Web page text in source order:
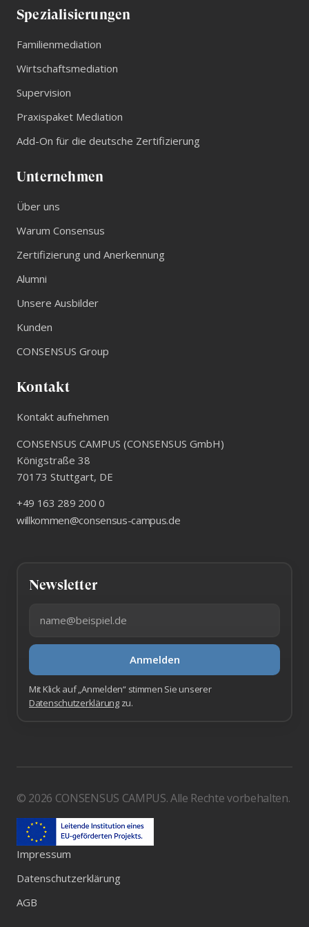
Spezialisierungen
Familienmediation
Wirtschaftsmediation
Supervision
Praxispaket Mediation
Add-On für die deutsche Zertifizierung
Unternehmen
Über uns
Warum Consensus
Zertifizierung und Anerkennung
Alumni
Unsere Ausbilder
Kunden
CONSENSUS Group
Kontakt
Kontakt aufnehmen
CONSENSUS CAMPUS (CONSENSUS GmbH)
Königstraße 38
70173 Stuttgart, DE
+49 163 289 200 0
willkommen@consensus-campus.de
Newsletter
Anmelden
Mit Klick auf „Anmelden“ stimmen Sie unserer
Datenschutzerklärungzu.
© 2026 CONSENSUS CAMPUS. Alle Rechte vorbehalten.
Impressum
Datenschutzerklärung
AGB